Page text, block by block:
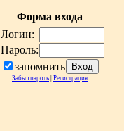
Форма входа
Логин:
Пароль:
запомнить
Забыл пароль Регистрация